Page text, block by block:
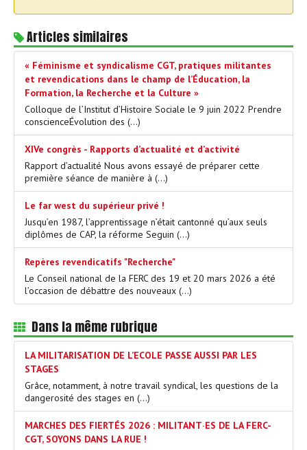
Articles similaires
« Féminisme et syndicalisme CGT, pratiques militantes
et revendications dans le champ de l’Éducation, la
Formation, la Recherche et la Culture »
Colloque de l’Institut d’Histoire Sociale le 9 juin 2022 Prendre
conscienceÉvolution des (…)
XIVe congrès - Rapports d’actualité et d’activité
Rapport d’actualité Nous avons essayé de préparer cette
première séance de manière à (…)
Le far west du supérieur privé !
Jusqu’en 1987, l’apprentissage n’était cantonné qu’aux seuls
diplômes de CAP, la réforme Seguin (…)
Repères revendicatifs "Recherche"
Le Conseil national de la FERC des 19 et 20 mars 2026 a été
l’occasion de débattre des nouveaux (…)
Dans la même rubrique
LA MILITARISATION DE L’ECOLE PASSE AUSSI PAR LES
STAGES
Grâce, notamment, à notre travail syndical, les questions de la
dangerosité des stages en (…)
MARCHES DES FIERTÉS 2026 : MILITANT·ES DE LA FERC-
CGT, SOYONS DANS LA RUE !